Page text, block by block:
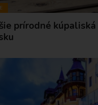
prírodné kúpaliská